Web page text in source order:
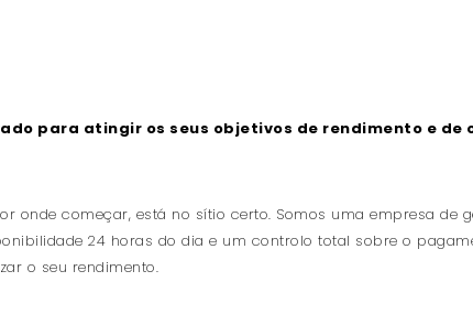
para atingir os seus objetivos de rendimento e de
onde começar, está no sítio certo. Somos uma empresa de
24 horas do dia e um controlo total sobre o
o seu rendimento.